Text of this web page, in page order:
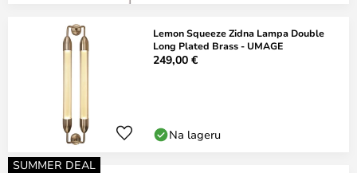
Lemon Squeeze Zidna Lampa Double
Long Plated Brass - UMAGE
249,00 €
Na lageru
SUMMER DEAL